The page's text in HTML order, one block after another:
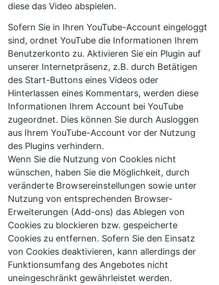
diese das Video abspielen.
Sofern Sie in Ihren YouTube-Account eingeloggt
sind, ordnet YouTube die Informationen Ihrem
Benutzerkonto zu. Aktivieren Sie ein Plugin auf
unserer Internetpräsenz, z.B. durch Betätigen
des Start-Buttons eines Videos oder
Hinterlassen eines Kommentars, werden diese
Informationen Ihrem Account bei YouTube
zugeordnet. Dies können Sie durch Ausloggen
aus Ihrem YouTube-Account vor der Nutzung
des Plugins verhindern.
Wenn Sie die Nutzung von Cookies nicht
wünschen, haben Sie die Möglichkeit, durch
veränderte Browsereinstellungen sowie unter
Nutzung von entsprechenden Browser-
Erweiterungen (Add-ons) das Ablegen von
Cookies zu blockieren bzw. gespeicherte
Cookies zu entfernen. Sofern Sie den Einsatz
von Cookies deaktivieren, kann allerdings der
Funktionsumfang des Angebotes nicht
uneingeschränkt gewährleistet werden.